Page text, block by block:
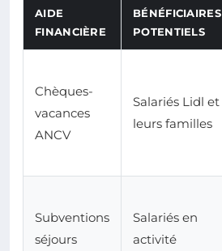
AIDE
FINANCIÈRE
BÉNÉFICIAIRES
POTENTIELS
Chèques-
vacances
ANCV
Salariés Lidl et
leurs familles
Subventions
séjours
Salariés en
activité